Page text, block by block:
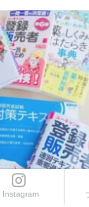
Instagram